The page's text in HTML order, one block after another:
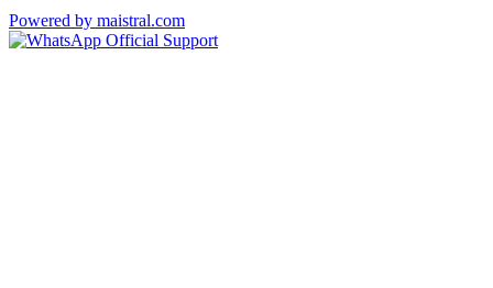
Powered by maistral.com